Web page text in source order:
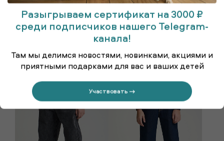
Джинсы
1 900 ₽
Джинсы
1 900 ₽
Разыгрываем сертификат на 3000 ₽
среди подписчиков нашего Telegram-
канала!
Там мы делимся новостями, новинками, акциями и
приятными подарками для вас и ваших детей
Участвовать →